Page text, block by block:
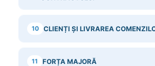
10 CLIENȚI ȘI LIVRAREA
11 FORȚA MAJORĂ